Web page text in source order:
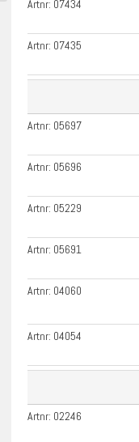
Artnr: 07434
Artnr: 07435
Artnr: 05697
Artnr: 05696
Artnr: 05229
Artnr: 05691
Artnr: 04060
Artnr: 04054
Artnr: 02246